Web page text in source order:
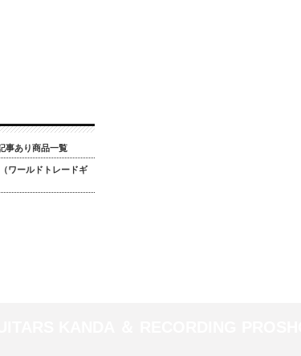
事あり商品一覧
ワールドトレードギ